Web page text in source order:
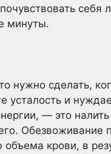
себя
минуты.
нужно сделать,
усталость и
— это
Обезвоживание
крови, в